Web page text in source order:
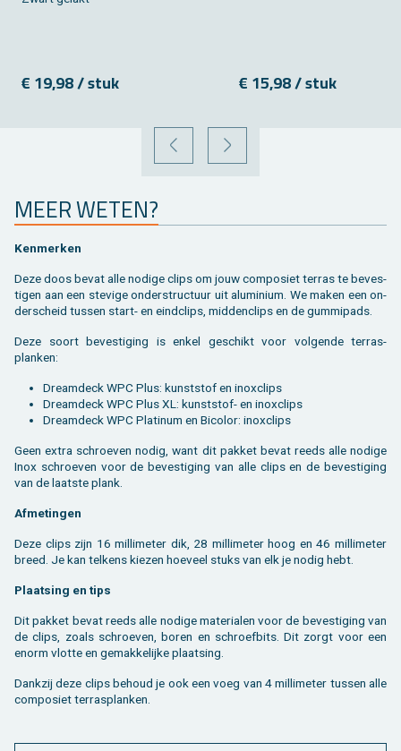
€ 19,98 / stuk € 15,98 / stuk
VORIGE VOLGENDE
MEER WETEN?
Ken­mer­ken
Deze doos bevat alle no­di­ge clips om jouw com­po­siet ter­ras te be­ves­
ti­gen aan een ste­vi­ge on­der­struc­tuur uit alu­mi­ni­um. We maken een on­
der­scheid tus­sen start- en eind­clips, mid­den­clips en de gum­mi­pads.
Deze soort be­ves­ti­ging is enkel ge­schikt voor vol­gen­de terras­
planken:
Dream­deck WPC Plus: kunst­stof en in­ox­clips
Dream­deck WPC Plus XL: kunst­stof- en in­ox­clips
Dreamdeck WPC Platinum en Bicolor: inoxclips
Geen extra schroe­ven nodig, want dit pak­ket bevat reeds alle no­di­ge
Inox schroe­ven voor de be­ves­ti­ging van alle clips en de be­ves­ti­ging
van de laat­ste plank.
Af­me­tin­gen
Deze clips zijn 16 mil­li­me­ter dik, 28 mil­li­me­ter hoog en 46 mil­li­me­ter
breed. Je kan tel­kens kie­zen hoe­veel stuks van elk je nodig hebt.
Plaat­sing en tips
Dit pak­ket bevat reeds alle no­di­ge ma­te­ri­a­len voor de be­ves­ti­ging van
de clips, zoals schroe­ven, boren en schroef­bits. Dit zorgt voor een
enorm vlot­te en ge­mak­ke­lij­ke plaat­sing.
Dank­zij deze clips be­houd je ook een voeg van 4 mil­li­me­ter tus­sen alle
com­po­siet terras­planken.